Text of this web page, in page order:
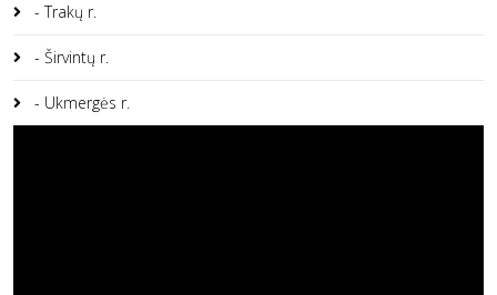
- Trakų r.
- Širvintų r.
- Ukmergės r.